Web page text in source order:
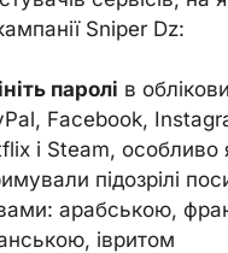
Sniper Dz:
паролі в
Facebook,
і Steam, особливо
підозрілі
арабською,
івритом